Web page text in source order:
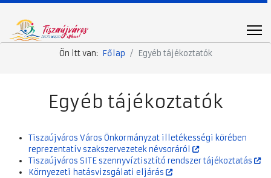
Ön itt van: Főlap Egyéb tájékoztatók
Egyéb tájékoztatók
Tiszaújváros Város Önkormányzat illetékességi körében
reprezentatív szakszervezetek névsoráról
Tiszaújváros SITE szennyvíztisztító rendszer tájékoztatás
Környezeti hatásvizsgálati eljárás